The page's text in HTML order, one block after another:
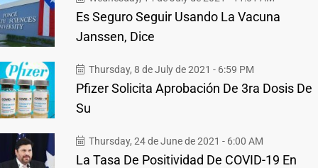
Es Seguro Seguir Usando La Vacuna
Janssen, Dice
Thursday, 8 de July de 2021 - 6:59 PM
Pfizer Solicita Aprobación De 3ra Dosis De
Su
Thursday, 24 de June de 2021 - 6:00 AM
La Tasa De Positividad De COVID-19 En